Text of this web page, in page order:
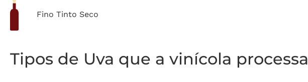
Fino Tinto Seco
Tipos de Uva que a vinícola processa